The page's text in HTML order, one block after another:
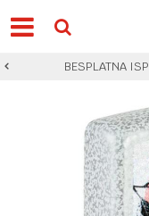
BESPLATNA